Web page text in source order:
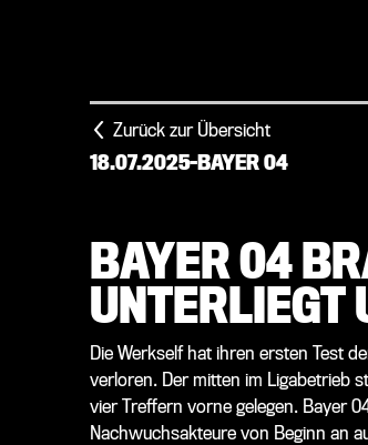
Zurück zur Übersicht
18.07.2025-BAYER 04
BAYER 04
UNTERLIEGT
Die Werkself hat ihren ersten Test
verloren. Der mitten im Ligabetrieb
vier Treffern vorne gelegen. Bayer
Nachwuchsakteure von Beginn an